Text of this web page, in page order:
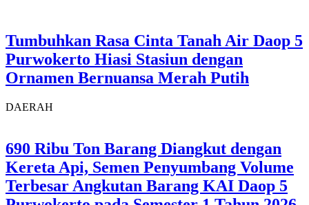
Tumbuhkan Rasa Cinta Tanah Air Daop 5
Purwokerto Hiasi Stasiun dengan
Ornamen Bernuansa Merah Putih
DAERAH
690 Ribu Ton Barang Diangkut dengan
Kereta Api, Semen Penyumbang Volume
Terbesar Angkutan Barang KAI Daop 5